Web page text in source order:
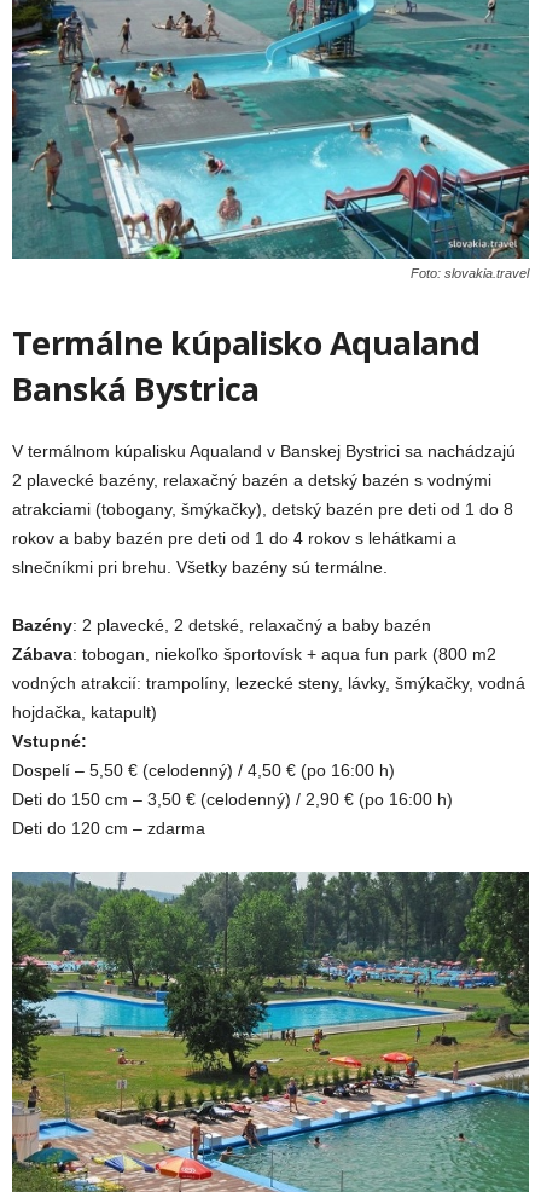
Foto: slovakia.travel
Termálne kúpalisko Aqualand
Banská Bystrica
V termálnom kúpalisku Aqualand v Banskej Bystrici sa nachádzajú
2 plavecké bazény, relaxačný bazén a detský bazén s vodnými
atrakciami (tobogany, šmýkačky), detský bazén pre deti od 1 do 8
rokov a baby bazén pre deti od 1 do 4 rokov s lehátkami a
slnečníkmi pri brehu. Všetky bazény sú termálne.
Bazény: 2 plavecké, 2 detské, relaxačný a baby bazén
Zábava: tobogan, niekoľko športovísk + aqua fun park (800 m2
vodných atrakcií: trampolíny, lezecké steny, lávky, šmýkačky, vodná
hojdačka, katapult)
Vstupné:
Dospelí – 5,50 € (celodenný) / 4,50 € (po 16:00 h)
Deti do 150 cm – 3,50 € (celodenný) / 2,90 € (po 16:00 h)
Deti do 120 cm – zdarma